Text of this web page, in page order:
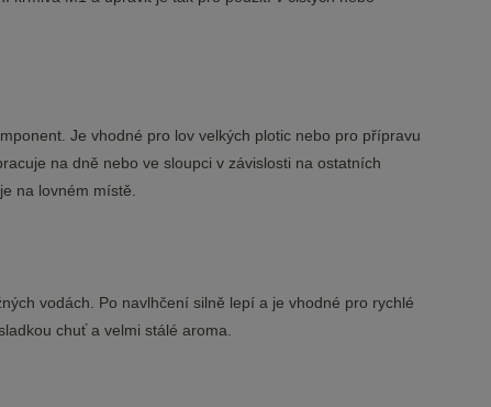
Je vhodné pro lov velkých plotic nebo pro přípravu
na dně nebo ve sloupci v závislosti na ostatních
na lovném místě.
vodách. Po navlhčení silně lepí a je vhodné pro rychlé
chuť a velmi stálé aroma.